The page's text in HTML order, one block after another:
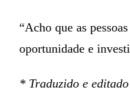
“Acho que as
oportunidade e
* Traduzido e